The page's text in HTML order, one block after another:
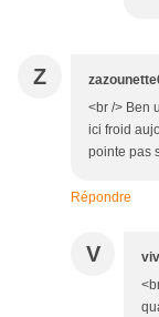
Z
<br /> Ben
ici froid
pointe pas
Répondre
V